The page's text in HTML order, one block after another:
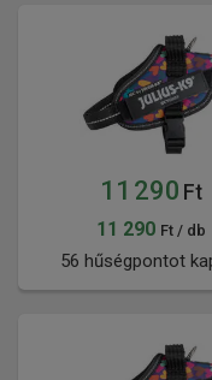
11 290 Ft
11 290 Ft / db
56 hűségpontot